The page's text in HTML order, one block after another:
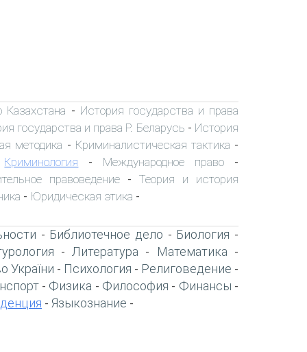
Казахстана - История государства и права
государства и права Р. Беларусь - История
методика - Криминалистическая тактика -
Криминология - Международное право -
правоведение- Теория и история
- Юридическая этика -
- Библиотечное дело - Биология -
- Литература - Математика -
України - Психология - Религоведение -
- Физика - Философия - Финансы -
- Языкознание -